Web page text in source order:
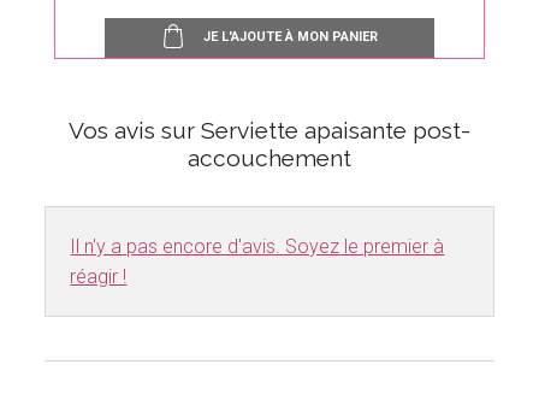
JE L'AJOUTE À MON PANIER
Vos avis sur Serviette apaisante post-
accouchement
Il n'y a pas encore d'avis. Soyez le premier à
réagir !